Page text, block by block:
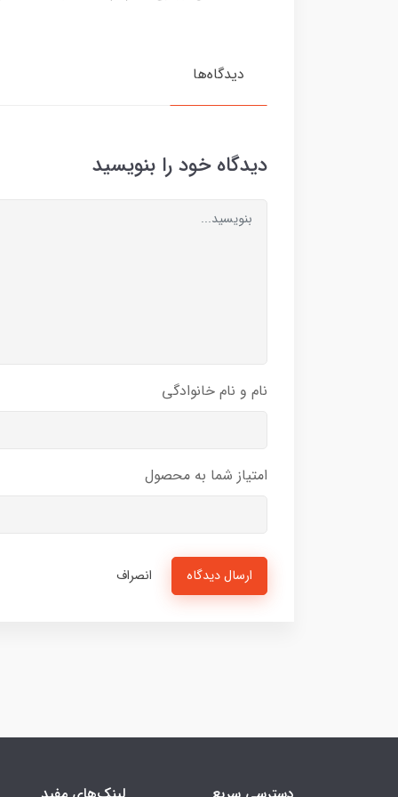
دیدگاه‌ها
دیدگاه خود را بنویسید
نام و نام خانوادگی
امتیاز شما به محصول
ارسال دیدگاه انصراف